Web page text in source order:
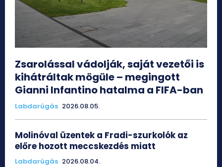
Zsarolással vádolják, saját vezetői is
kihátráltak mögüle – megingott
Gianni Infantino hatalma a FIFA-ban
Labdarúgás 2026.08.05.
Molinóval üzentek a Fradi-szurkolók az
előre hozott meccskezdés miatt
Labdarúgás 2026.08.04.